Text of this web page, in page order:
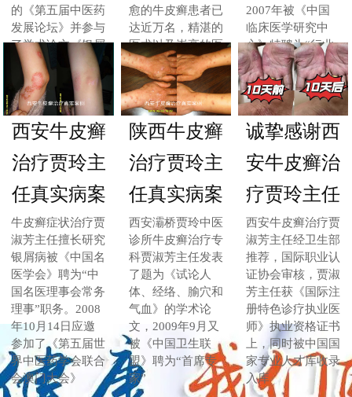
的《第五届中医药
发展论坛》并参与
了学术论文《银屑
病(牛皮癣)的临床
症状标志与治愈标
准》的编写
愈的牛皮癣患者已
达近万名，精湛的
医术以及崇高的医
德受到了广大患者
和业界同行的交口
赞誉
2007年被《中国
临床医学研究中
心》特聘为“行业
高级研究员”和“首
席专家”
西安牛皮癣
治疗贾玲主
任真实病案
牛皮癣症状治疗贾
淑芳主任擅长研究
银屑病被《中国名
医学会》聘为“中
国名医理事会常务
理事”职务。2008
年10月14日应邀
参加了《第五届世
界中医药学会联合
会澳门大会》
陕西牛皮癣
治疗贾玲主
任真实病案
西安灞桥贾玲中医
诊所牛皮癣治疗专
科贾淑芳主任发表
了题为《试论人
体、经络、腧穴和
气血》的学术论
文，2009年9月又
被《中国卫生联
盟》聘为“首席专
家”
诚挚感谢西
安牛皮癣治
疗贾玲主任
西安牛皮癣治疗贾
淑芳主任经卫生部
推荐，国际职业认
证协会审核，贾淑
芳主任获《国际注
册特色诊疗执业医
师》执业资格证书
上，同时被中国国
家专业人才库收录
入库